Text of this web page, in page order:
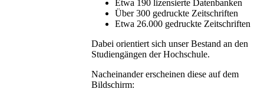
Etwa 190 lizensierte Datenbanken
Über 300 gedruckte Zeitschriften
Etwa 26.000 gedruckte Zeitschriften
Dabei orientiert sich unser Bestand an den
Studiengängen der Hochschule.
Nacheinander erscheinen diese auf dem
Bildschirm: